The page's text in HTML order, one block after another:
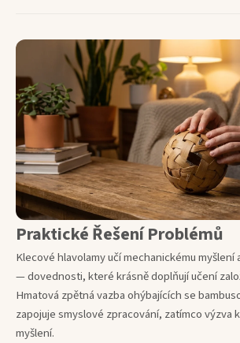
Praktické Řešení Problémů
Klecové hlavolamy učí mechanickému
— dovednosti, které krásně doplňují učení
Hmatová zpětná vazba ohýbajících se
zapojuje smyslové zpracování, zatímco výzva
myšlení.